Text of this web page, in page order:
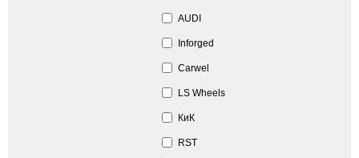
AUDI
Inforged
Carwel
LS Wheels
КиК
RST